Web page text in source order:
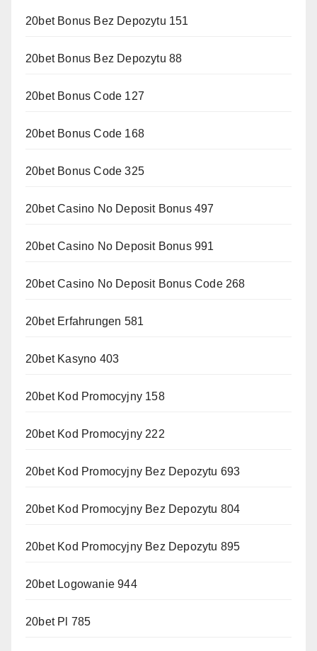
20bet Bonus Bez Depozytu 151
20bet Bonus Bez Depozytu 88
20bet Bonus Code 127
20bet Bonus Code 168
20bet Bonus Code 325
20bet Casino No Deposit Bonus 497
20bet Casino No Deposit Bonus 991
20bet Casino No Deposit Bonus Code 268
20bet Erfahrungen 581
20bet Kasyno 403
20bet Kod Promocyjny 158
20bet Kod Promocyjny 222
20bet Kod Promocyjny Bez Depozytu 693
20bet Kod Promocyjny Bez Depozytu 804
20bet Kod Promocyjny Bez Depozytu 895
20bet Logowanie 944
20bet Pl 785